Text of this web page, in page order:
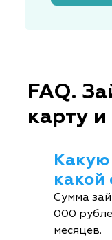
FAQ.
карту
Какую
какой
Сумма
000
месяцев.